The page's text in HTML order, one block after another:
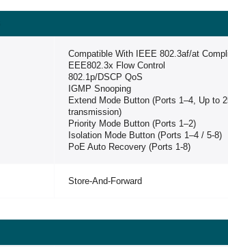
Compatible With IEEE 802.3af/at
EEE802.3x Flow Control
802.1p/DSCP QoS
IGMP Snooping
Extend Mode Button (Ports 1–4, Up to
transmission)
Priority Mode Button (Ports 1–2)
Isolation Mode Button (Ports 1–4 / 5-8)
PoE Auto Recovery (Ports 1-8)
Store-And-Forward